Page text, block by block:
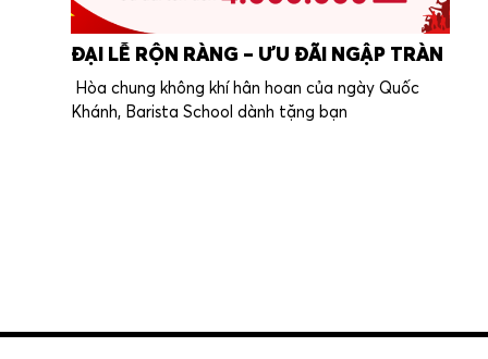
ĐẠI LỄ RỘN RÀNG – ƯU ĐÃI NGẬP TRÀN
Hòa chung không khí hân hoan của ngày Quốc
Khánh, Barista School dành tặng bạn